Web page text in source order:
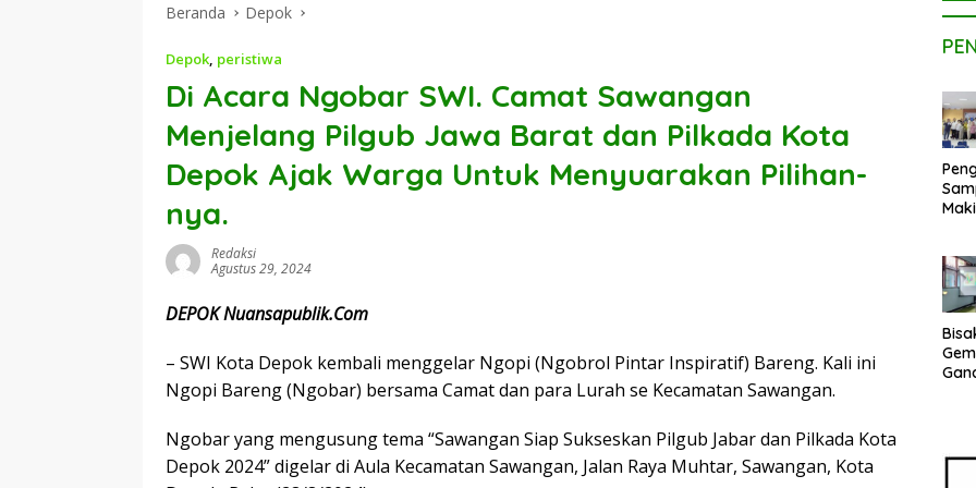
Beranda Depok
Depok, peristiwa
Di Acara Ngobar SWI. Camat Sawangan
Menjelang Pilgub Jawa Barat dan Pilkada Kota
Depok Ajak Warga Untuk Menyuarakan Pilihan-
nya.
Redaksi
Agustus 29, 2024
DEPOK Nuansapublik.Com
– SWI Kota Depok kembali menggelar Ngopi (Ngobrol Pintar Inspiratif) Bareng. Kali ini
Ngopi Bareng (Ngobar) bersama Camat dan para Lurah se Kecamatan Sawangan.
Ngobar yang mengusung tema “Sawangan Siap Sukseskan Pilgub Jabar dan Pilkada Kota
Depok 2024” digelar di Aula Kecamatan Sawangan, Jalan Raya Muhtar, Sawangan, Kota